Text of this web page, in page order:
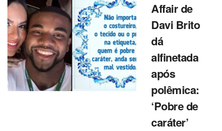
Affair de
Davi Brito
dá
alfinetada
após
polêmica:
‘Pobre de
caráter’